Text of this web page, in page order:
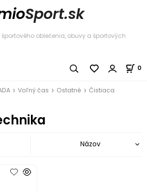
Sport.sk
oblečenia, obuvy a športových
0
Voľný čas Ostatné
Čistiaca